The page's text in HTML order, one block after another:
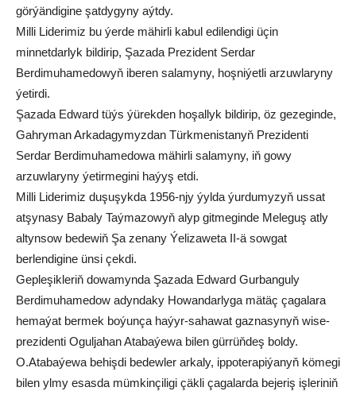
görýändigine şatdygyny aýtdy.
Milli Liderimiz bu ýerde mähirli kabul edilendigi üçin
minnetdarlyk bildirip, Şazada Prezident Serdar
Berdimuhamedowyň iberen salamyny, hoşniýetli arzuwlaryny
ýetirdi.
Şazada Edward tüýs ýürekden hoşallyk bildirip, öz gezeginde,
Gahryman Arkadagymyzdan Türkmenistanyň Prezidenti
Serdar Berdimuhamedowa mähirli salamyny, iň gowy
arzuwlaryny ýetirmegini haýyş etdi.
Milli Liderimiz duşuşykda 1956-njy ýylda ýurdumyzyň ussat
atşynasy Babaly Taýmazowyň alyp gitmeginde Meleguş atly
altynsow bedewiň Şa zenany Ýelizaweta II-ä sowgat
berlendigine ünsi çekdi.
Gepleşikleriň dowamynda Şazada Edward Gurbanguly
Berdimuhamedow adyndaky Howandarlyga mätäç çagalara
hemaýat bermek boýunça haýyr-sahawat gaznasynyň wise-
prezidenti Oguljahan Atabaýewa bilen gürrüňdeş boldy.
O.Atabaýewa behişdi bedewler arkaly, ippoterapiýanyň kömegi
bilen ylmy esasda mümkinçiligi çäkli çagalarda bejeriş işleriniň